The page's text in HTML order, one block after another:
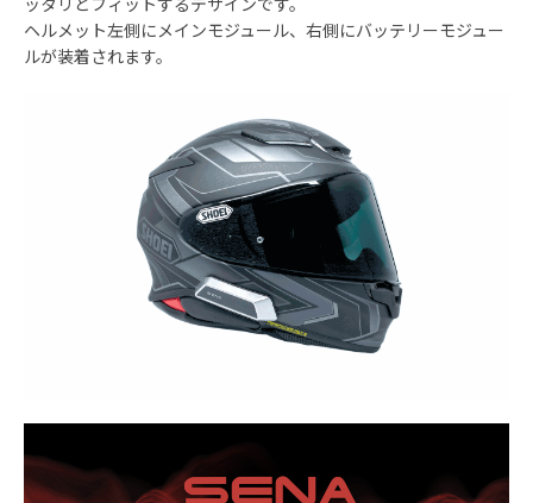
ヘルメット左側にメインモジュール、右側にバッテリーモジュー
ルが装着されます。